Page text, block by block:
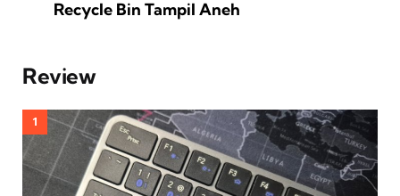
Recycle Bin Tampil Aneh
Review